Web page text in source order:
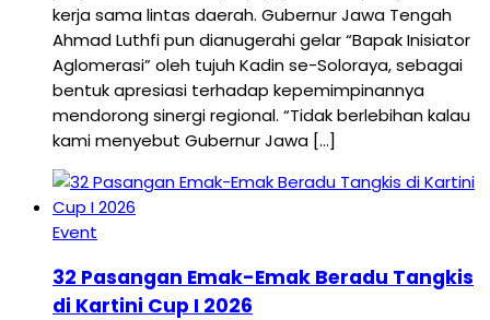
kerja sama lintas daerah. Gubernur Jawa Tengah
Ahmad Luthfi pun dianugerahi gelar “Bapak Inisiator
Aglomerasi” oleh tujuh Kadin se-Soloraya, sebagai
bentuk apresiasi terhadap kepemimpinannya
mendorong sinergi regional. “Tidak berlebihan kalau
kami menyebut Gubernur Jawa […]
Event
32 Pasangan Emak-Emak Beradu Tangkis
di Kartini Cup I 2026